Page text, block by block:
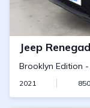
Jeep
Brooklyn Edition -
2021